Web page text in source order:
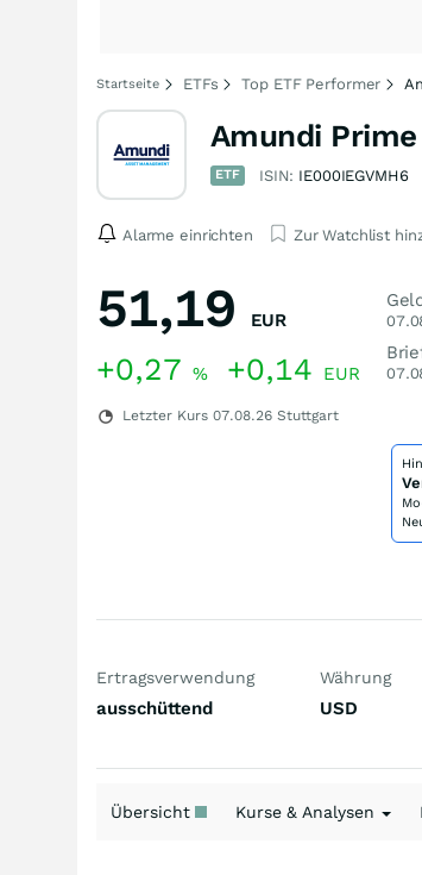
Startseite ETFs Top ETF Performer
Amundi Prime
ETF ISIN: IE000IEGVMH6
Alarme einrichten Zur Watchlist
51,19 EUR
+0,27 % +0,14 EUR
Letzter Kurs 07.08.26 Stuttgart
Ertragsverwendung
ausschüttend
Währung
USD
Übersicht Kurse & Analysen